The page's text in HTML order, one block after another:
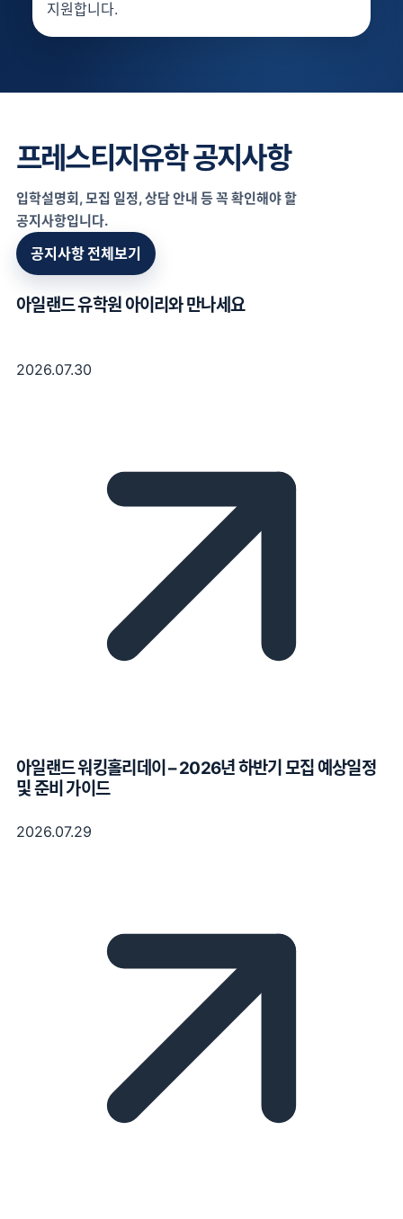
지원합니다.
프레스티지유학 공지사항
입학설명회, 모집 일정, 상담 안내 등 꼭 확인해야 할
공지사항입니다.
공지사항 전체보기
아일랜드 유학원 아이리와 만나세요
2026.07.30
아일랜드 워킹홀리데이 – 2026년 하반기 모집 예상일정
및 준비 가이드
2026.07.29